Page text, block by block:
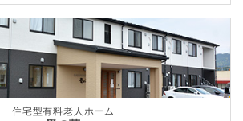
住宅型有料老人ホーム